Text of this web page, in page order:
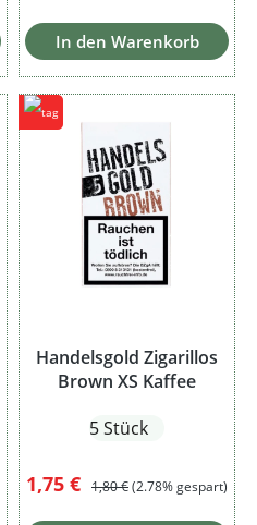
In den Warenkorb
Handelsgold Zigarillos
Brown XS Kaffee
5 Stück
Verkaufspreis:
1,75 € Regulärer Preis:
1,80 €(2.78% gespart)